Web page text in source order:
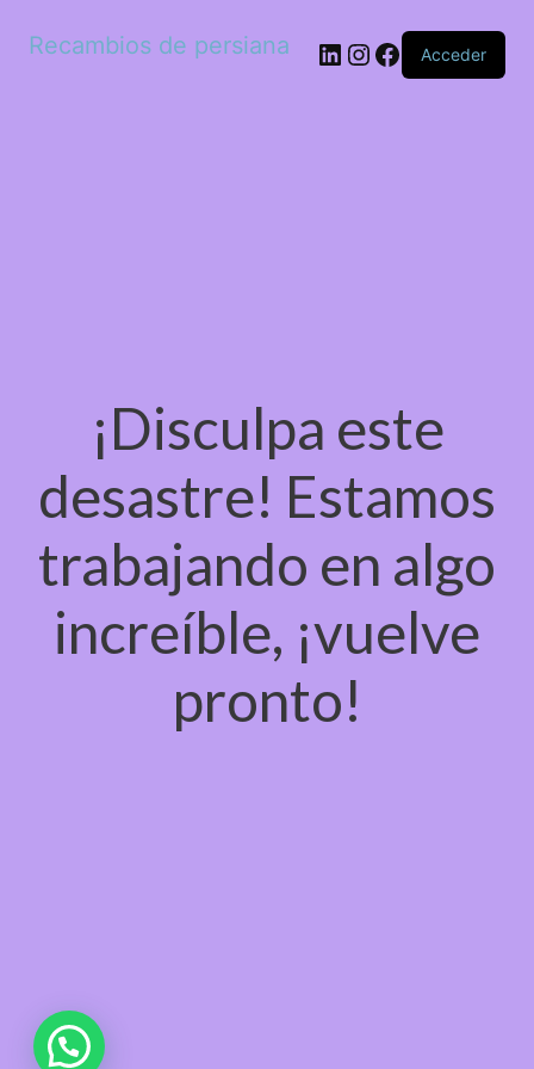
Recambios de persiana LinkedIn
Instagram
Facebook
Acceder
¡Disculpa este
desastre! Estamos
trabajando en algo
increíble, ¡vuelve
pronto!